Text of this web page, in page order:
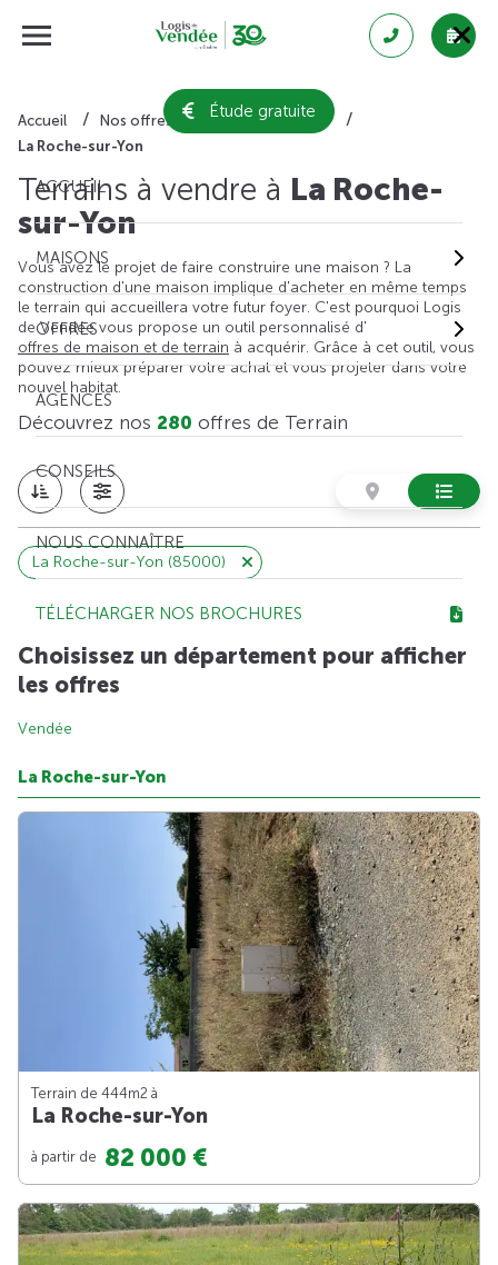
Étude gratuite
ACCUEIL
MAISONS
OFFRES
AGENCES
CONSEILS
NOUS CONNAÎTRE
TÉLÉCHARGER NOS BROCHURES
Accueil Nos offres de terrain
Vendée
La Roche-sur-Yon
Terrains à vendre à La Roche-
sur-Yon
Vous avez le projet de faire construire une maison ? La
construction d'une maison implique d'acheter en même temps
le terrain qui accueillera votre futur foyer. C'est pourquoi Logis
de Vendée vous propose un outil personnalisé d'
offres de maison et de terrain à acquérir. Grâce à cet outil, vous
pouvez mieux préparer votre achat et vous projeter dans votre
nouvel habitat.
Découvrez nos 280 offres de Terrain
La Roche-sur-Yon (85000)
Choisissez un département pour afficher
les offres
Vendée
La Roche-sur-Yon
Terrain de 444m2 à
La Roche-sur-Yon
à partir de 82 000 €